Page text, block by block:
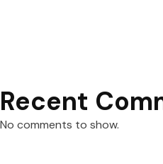
Recent
No comments to show.